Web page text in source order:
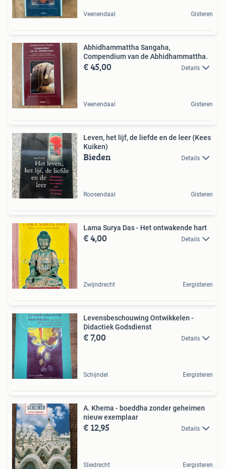
Veenendaal Gisteren
Abhidhammattha Sangaha,
Compendium van de Abhidhammattha.
€ 45,00 Details
Veenendaal Gisteren
Leven, het lijf, de liefde en de leer (Kees
Kuiken)
Bieden Details
Roosendaal Gisteren
Lama Surya Das - Het ontwakende hart
€ 4,00 Details
Zwijndrecht Eergisteren
Levensbeschouwing Ontwikkelen -
Didactiek Godsdienst
€ 7,00 Details
Schijndel Eergisteren
A. Khema - boeddha zonder geheimen
nieuw exemplaar
€ 12,95 Details
Sliedrecht Eergisteren